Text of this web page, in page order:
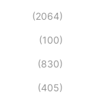
(2064)
(100)
(830)
(405)